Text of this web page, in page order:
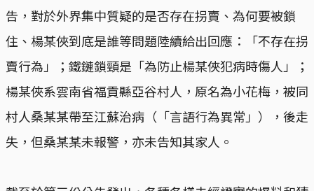
告，對於外界集中質疑的是否存在拐賣、為何要被鎖
住、楊某俠到底是誰等問題陸續給出回應：「不存在拐
賣行為」；鐵鏈鎖頸是「為防止楊某俠犯病時傷人」；
楊某俠系雲南省福貢縣亞谷村人，原名為小花梅，被同
村人桑某某帶至江蘇治病（「言語行為異常」），後走
失，但桑某某未報警，亦未告知其家人。